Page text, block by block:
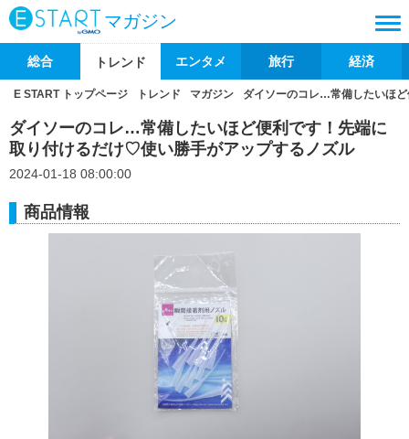
マガジン
総合 トレンド エンタメ 旅行 経済
E START トップページ トレンド マガジン ダイソーのコレ…常備したいほ
ダイソーのコレ…常備したいほど便利です！先端に
取り付けるだけ♡使い勝手がアップするノズル
2024-01-18 08:00:00
商品情報